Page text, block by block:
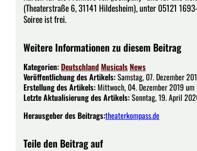
(Theaterstraße 6, 31141 Hildesheim), unter 05121
Soiree ist frei.
Weitere Informationen zu diesem Beitrag
Kategorien: Deutschland Musicals News
Veröffentlichung des Artikels:Samstag, 07. Dezember
Erstellung des Artikels: Mittwoch, 04. Dezember 2019 um
Letzte Aktualisierung des Artikels:Sonntag, 19. April
Herausgeber des Beitrags:theaterkompass.de
Teile den Beitrag auf